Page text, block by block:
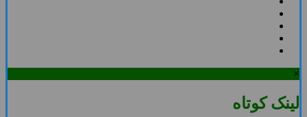
×
لینک کوتاه